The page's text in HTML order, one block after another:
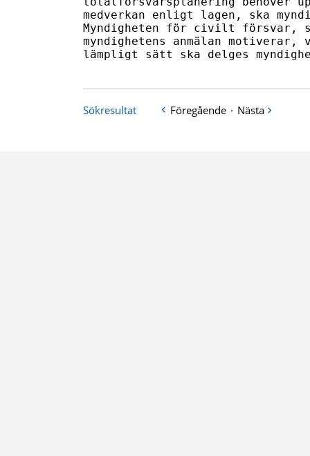
medverkan enligt lagen, ska
Myndigheten för civilt försvar,
myndighetens anmälan
lämpligt sätt ska delges
Sökresultat Föregående · Nästa